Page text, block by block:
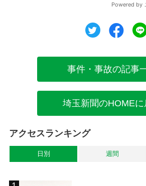
ツイートシェ
事件・事故の記事
埼玉新聞のHOMEに
アクセスランキング
日別 週間